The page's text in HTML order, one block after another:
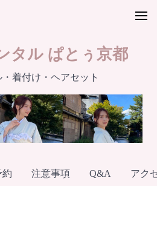
タル ぱとぅ京都
着付け・ヘアセット
約 注意事項 Q&A アク